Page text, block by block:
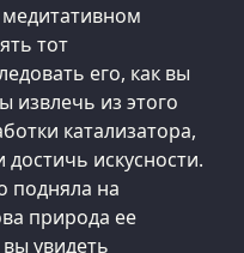
тот
его, как вы
извлечь из этого
катализатора,
искусности.
подняла на
природа ее
увидеть